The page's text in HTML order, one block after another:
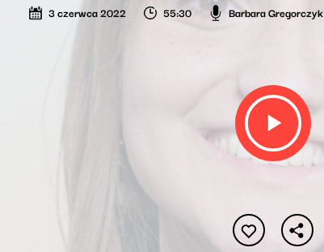
3 czerwca 2022 55:30 Barbara Gregorczyk